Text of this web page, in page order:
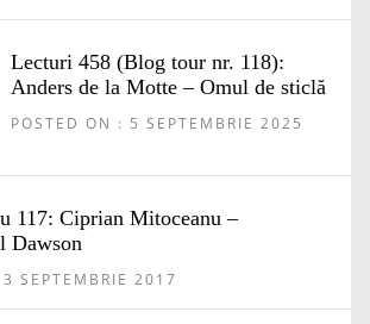
Lecturi 458 (Blog tour nr. 118):
Anders de la Motte – Omul de sticlă
POSTED ON : 5 SEPTEMBRIE 2025
117: Ciprian Mitoceanu –
Dawson
SEPTEMBRIE 2017